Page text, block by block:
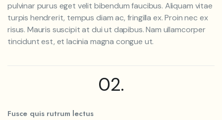
pulvinar purus eget velit bibendum faucibus. Aliquam vitae
turpis hendrerit, tempus diam ac, fringilla ex. Proin nec ex
risus. Mauris suscipit at dui ut dapibus. Nam ullamcorper
tincidunt est, et lacinia magna congue ut.
02.
Fusce quis rutrum lectus